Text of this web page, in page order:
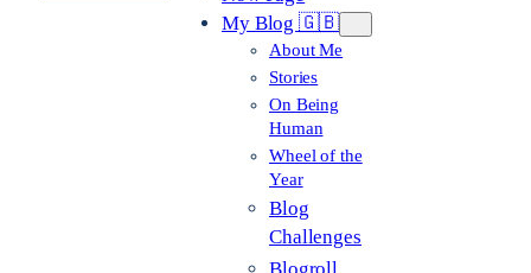
My Blog 🇬🇧
About Me
Stories
On Being
Human
Wheel of the
Year
Blog
Challenges